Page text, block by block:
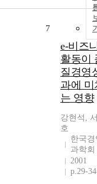
7
e-비즈
활동이
질경영
과에 미
는 영향
강현석,
호
한국경
과학회
2001
p.29-34